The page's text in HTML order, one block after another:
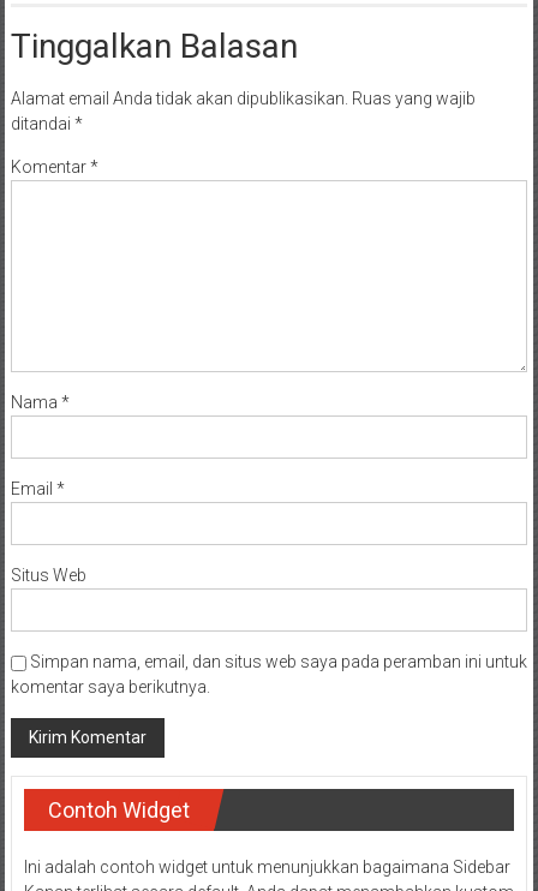
Tinggalkan Balasan
Alamat email Anda tidak akan dipublikasikan. Ruas yang wajib
ditandai *
Komentar*
Nama *
Email *
Situs Web
Simpan nama, email, dan situs web saya pada peramban ini untuk
komentar saya berikutnya.
Contoh Widget
Ini adalah contoh widget untuk menunjukkan bagaimana Sidebar